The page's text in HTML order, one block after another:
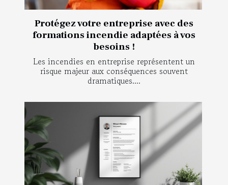
Protégez votre entreprise avec des
formations incendie adaptées à vos
besoins !
Les incendies en entreprise représentent un
risque majeur aux conséquences souvent
dramatiques....